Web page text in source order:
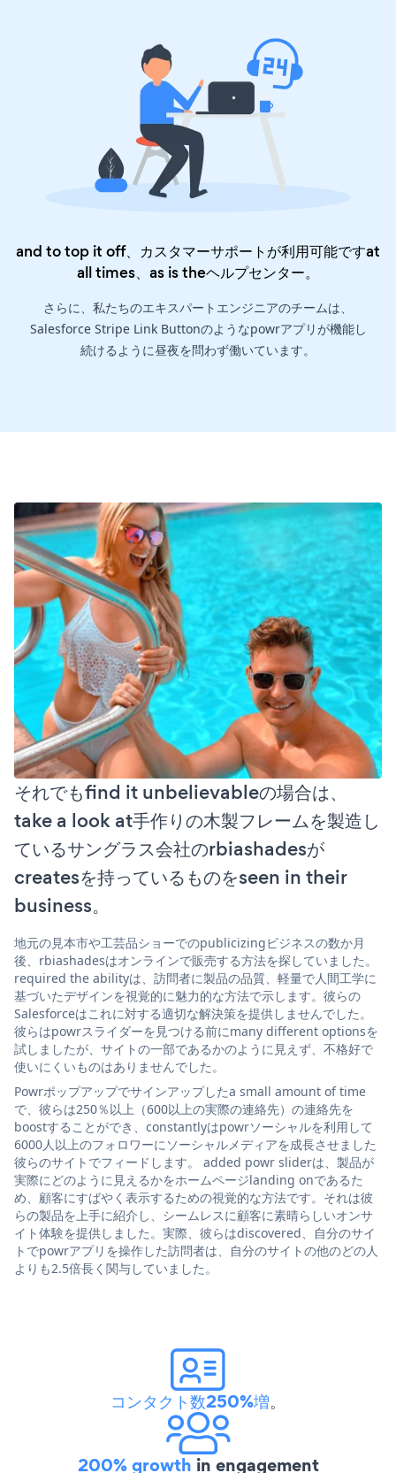
and to top it off、カスタマーサポートが利用可能ですat
all times、as is theヘルプセンター。
さらに、私たちのエキスパートエンジニアのチームは、
Salesforce Stripe Link Buttonのようなpowrアプリが機能し
続けるように昼夜を問わず働いています。
それでもfind it unbelievableの場合は、
take a look at手作りの木製フレームを製造し
ているサングラス会社のrbiashadesが
createsを持っているものをseen in their
business。
地元の見本市や工芸品ショーでのpublicizingビジネスの数か月
後、rbiashadesはオンラインで販売する方法を探していました。
required the abilityは、訪問者に製品の品質、軽量で人間工学に
基づいたデザインを視覚的に魅力的な方法で示します。彼らの
Salesforceはこれに対する適切な解決策を提供しませんでした。
彼らはpowrスライダーを見つける前にmany different optionsを
試しましたが、サイトの一部であるかのように見えず、不格好で
使いにくいものはありませんでした。
Powrポップアップでサインアップしたa small amount of time
で、彼らは250％以上（600以上の実際の連絡先）の連絡先を
boostすることができ、constantlyはpowrソーシャルを利用して
6000人以上のフォロワーにソーシャルメディアを成長させました
彼らのサイトでフィードします。 added powr sliderは、製品が
実際にどのように見えるかをホームページlanding onであるた
め、顧客にすばやく表示するための視覚的な方法です。それは彼
らの製品を上手に紹介し、シームレスに顧客に素晴らしいオンサ
イト体験を提供しました。実際、彼らはdiscovered、自分のサイ
トでpowrアプリを操作した訪問者は、自分のサイトの他のどの人
よりも2.5倍長く関与していました。
コンタクト数250%増。
200% growth in engagement